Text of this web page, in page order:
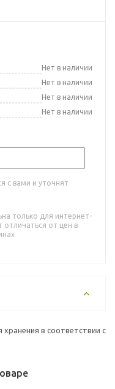
Нет в наличии
Нет в наличии
Нет в наличии
Нет в наличии
с вами и уточнят
только для интернет-
отличаться от цен в
в соответствии с